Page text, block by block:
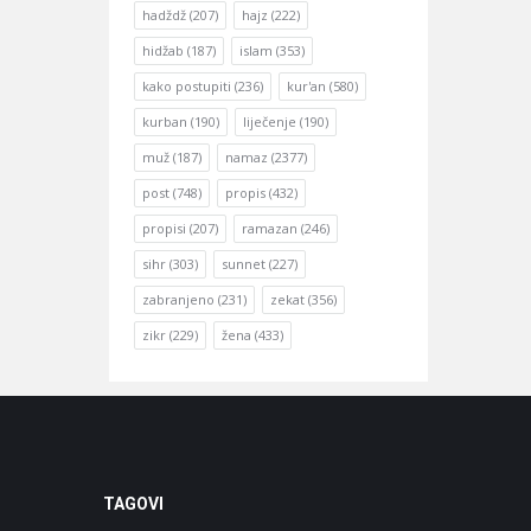
hadždž (207) hajz (222)
hidžab (187) islam (353)
kako postupiti (236) kur'an (580)
kurban (190) liječenje (190)
muž (187) namaz (2377)
post (748) propis (432)
propisi (207) ramazan (246)
sihr (303) sunnet (227)
zabranjeno (231) zekat (356)
zikr (229) žena (433)
TAGOVI